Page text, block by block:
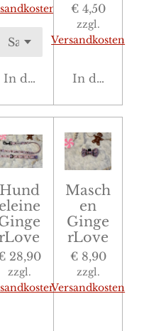
benachrichtigen
In den Warenkorb
€ 4,50
zzgl.
Versandkosten
In den
Hund
eleine
rLove
28,90
zzgl.
Masch
en
Ginge
rLove
€ 8,90
zzgl.
Versandkosten